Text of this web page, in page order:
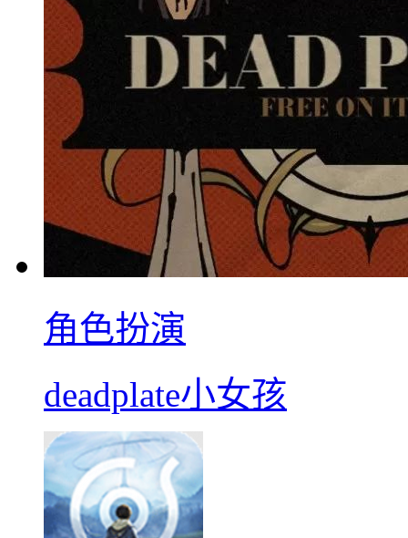
角色扮演
deadplate小女孩